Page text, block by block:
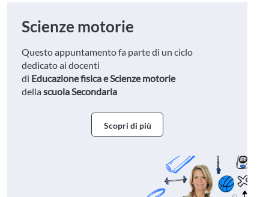
Scienze motorie
Questo appuntamento fa parte di un ciclo
dedicato ai docenti
di Educazione fisica e Scienze motorie
dellascuola Secondaria
Scopri di più